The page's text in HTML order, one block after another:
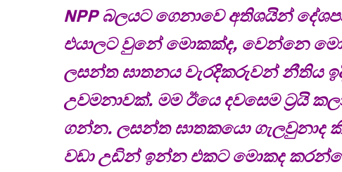
NPP බලයට ගෙනාවෙ අතිශයින්
එයාලට වුනේ මොකක්ද, වෙන්නෙ
ලසන්ත ඝාතනය වැරදිකරුවන් නීතිය
උවමනාවක්. මම ඊයෙ දවසෙම ට්‍රයි
ගන්න. ලසන්ත ඝාතකයො
වඩා උඩින් ඉන්න එකට මොකද